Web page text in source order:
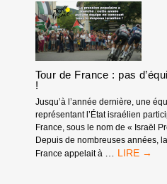
Tour de France : pas
!
Jusqu’à l’année dernière, une
représentant l’État israélien
France, sous le nom de « Israël
Depuis de nombreuses années,
France appelait à
TOUR